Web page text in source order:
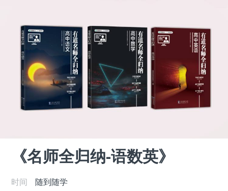
《名师全归纳-语数英》
时间
随到随学